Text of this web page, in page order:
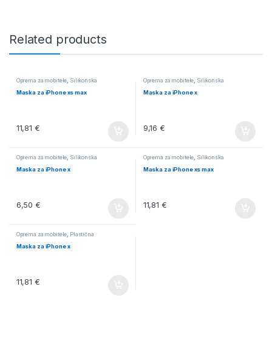
Related products
Oprema za mobitele, Silikonska
Maska za iPhone xs max
11,81 €
Oprema za mobitele, Silikonska
Maska za iPhone x
9,16 €
Oprema za mobitele, Silikonska
Maska za iPhone x
6,50 €
Oprema za mobitele, Silikonska
Maska za iPhone xs max
11,81 €
Oprema za mobitele, Plastična
Maska za iPhone x
11,81 €